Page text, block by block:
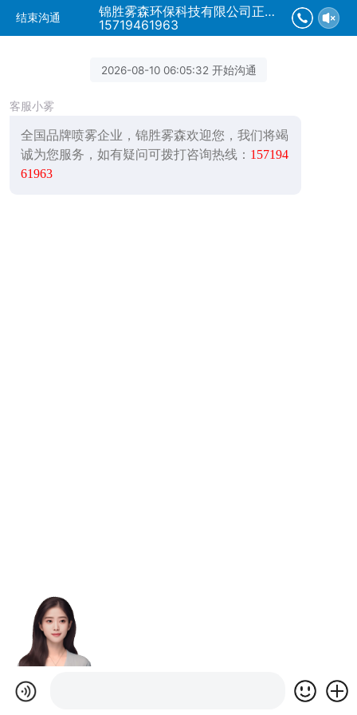
结束沟通
锦胜雾森环保科技有限公司正在为您服务
15719461963
2026-08-10 06:05:32 开始沟通
客服小雾
全国品牌喷雾企业，锦胜雾森欢迎您，我们将竭
诚为您服务，如有疑问可拨打咨询热线： 157194
61963